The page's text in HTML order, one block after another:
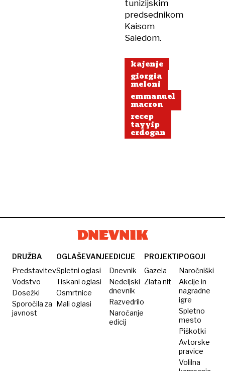
tunizijskim
predsednikom
Kaisom
Saiedom.
kajenje
giorgia
meloni
emmanuel
macron
recep
tayyip
erdogan
DRUŽBA
Predstavitev
Vodstvo
Dosežki
Sporočila za
javnost
OGLAŠEVANJE
Spletni oglasi
Tiskani oglasi
Osmrtnice
Mali oglasi
EDICIJE
Dnevnik
Nedeljski
dnevnik
Razvedrilo
Naročanje
edicij
PROJEKTI
Gazela
Zlata nit
POGOJI
Naročniški
Akcije in
nagradne
igre
Spletno
mesto
Piškotki
Avtorske
pravice
Volilna